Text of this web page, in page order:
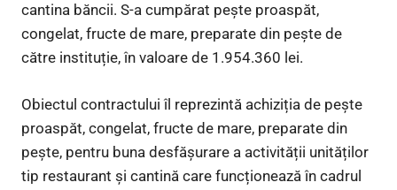
cantina băncii. S-a cumpărat pește proaspăt,
congelat, fructe de mare, preparate din pește de
către instituție, în valoare de 1.954.360 lei.
Obiectul contractului îl reprezintă achiziția de pește
proaspăt, congelat, fructe de mare, preparate din
pește, pentru buna desfășurare a activității unităților
tip restaurant și cantină care funcționează în cadrul